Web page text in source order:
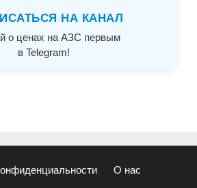
НА КАНАЛ
о ценах на АЗС первым
в Telegram!
О нас